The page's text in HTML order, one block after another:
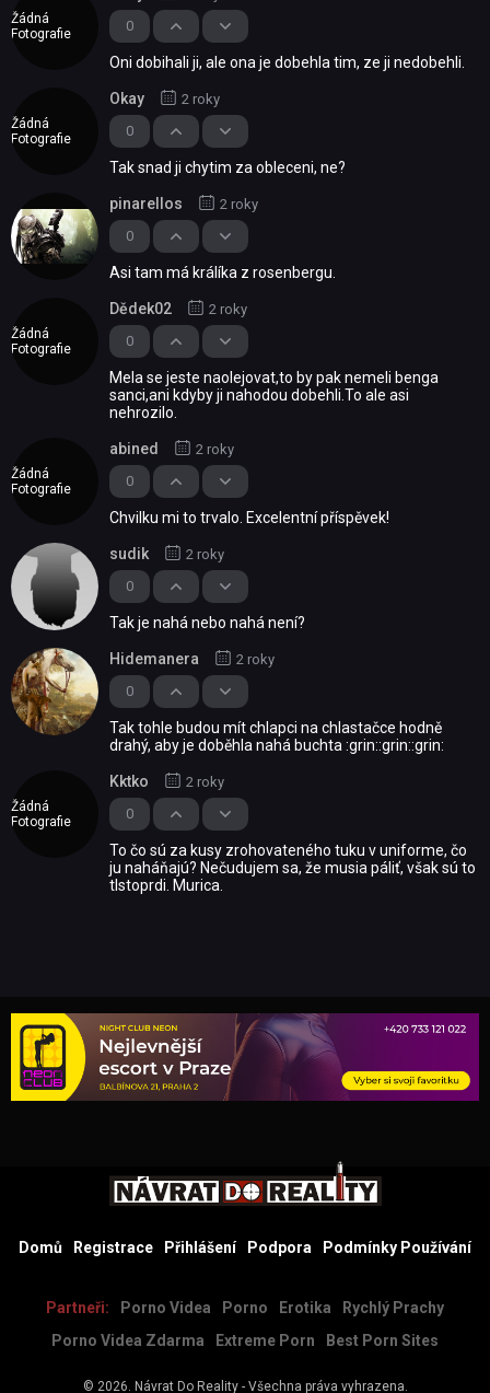
Žádná
Fotografie
0
Oni dobihali ji, ale ona je dobehla tim, ze ji nedobehli.
Žádná
Fotografie
0
Okay 2 roky
Tak snad ji chytim za obleceni, ne?
0
pinarellos 2 roky
Asi tam má králíka z rosenbergu.
Žádná
Fotografie
0
Dědek02 2 roky
Mela se jeste naolejovat,to by pak nemeli benga
sanci,ani kdyby ji nahodou dobehli.To ale asi
nehrozilo.
Žádná
Fotografie
0
abined 2 roky
Chvilku mi to trvalo. Excelentní příspěvek!
0
sudik 2 roky
Tak je nahá nebo nahá není?
0
Hidemanera 2 roky
Tak tohle budou mít chlapci na chlastačce hodně
drahý, aby je doběhla nahá buchta :grin::grin::grin:
Žádná
Fotografie
0
Kktko 2 roky
To čo sú za kusy zrohovateného tuku v uniforme, čo
ju naháňajú? Nečudujem sa, že musia páliť, však sú to
tlstoprdi. Murica.
Domů Registrace Přihlášení Podpora Podmínky Používání
Partneři: Porno Videa Porno Erotika
Rychlý Prachy
Porno Videa Zdarma
Extreme Porn Best Porn Sites
© 2026. Návrat Do Reality- Všechna práva vyhrazena.